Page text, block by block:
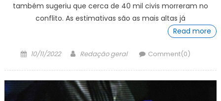
também sugeriu que cerca de 40 mil civis morreram no
conflito. As estimativas são as mais altas já
Read more
Posted
10/11/2022 Author
Redação geral Comment(0)